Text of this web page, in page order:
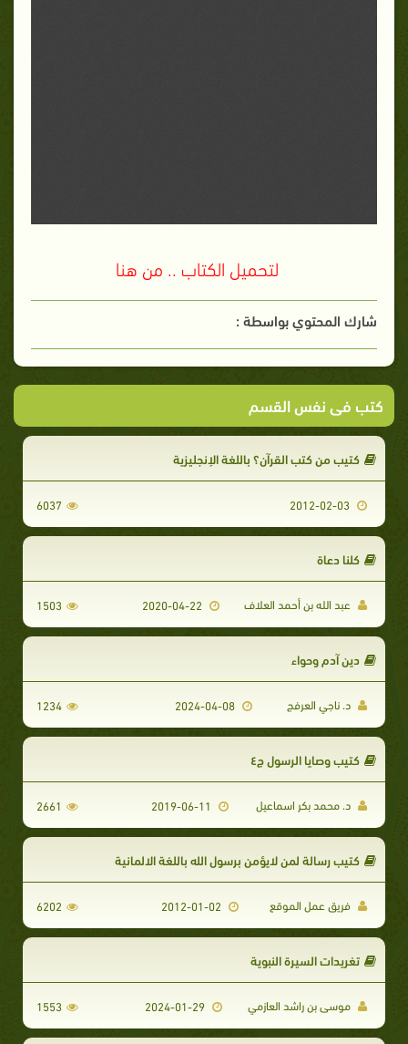
لتحميل الكتاب .. من هنا
شارك المحتوي بواسطة :
كتب فى نفس القسم
كتيب من كتب القرآن؟ باللغة الإنجليزية
6037
كلنا دعاة
عبد الله بن أحمد العلاف 1503
دين آدم وحواء
د. ناجي العرفج 2024-04-08
1234
كتيب وصايا الرسول ج٤
د. محمد بكر اسماعيل 2661
كتيب رسالة لمن لايؤمن برسول الله باللغة الالمانية
فريق عمل الموقع 6202
تغريدات السيرة النبوية
موسى بن راشد العازمي 1553